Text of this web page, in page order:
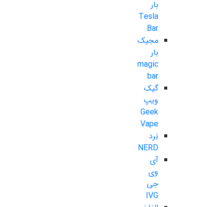
بار
Tesla
Bar
مجیک
بار
magic
bar
گیک
ویپ
Geek
Vape
نِرد
NERD
آی
وی
جی
IVG